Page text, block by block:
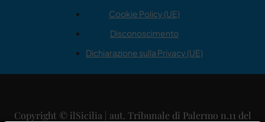
Cookie Policy (UE)
Disconoscimento
Dichiarazione sulla Privacy (UE)
Copyright © ilSicilia | aut. Tribunale di Palermo n.11 del